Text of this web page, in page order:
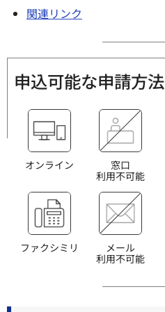
関連リンク
申込可能な申請方法
オンライン
窓口
利用不可能
ファクシミリ
メール
利用不可能